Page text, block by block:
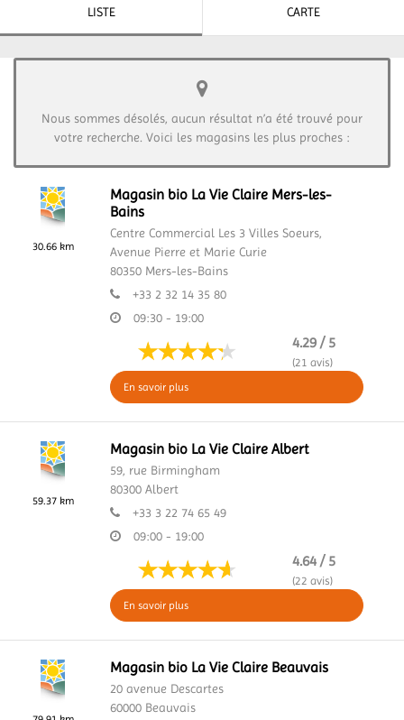
LISTE CARTE
Nous sommes désolés, aucun résultat n’a été trouvé pour
votre recherche. Voici les magasins les plus proches :
30.66 km
Magasin bio La Vie Claire Mers-les-
Bains
Centre Commercial Les 3 Villes Soeurs,
Avenue Pierre et Marie Curie
80350 Mers-les-Bains
+33 2 32 14 35 80
09:30 - 19:00
4.29 / 5
(21 avis)
En savoir plus
59.37 km
Magasin bio La Vie Claire Albert
59, rue Birmingham
80300 Albert
+33 3 22 74 65 49
09:00 - 19:00
4.64 / 5
(22 avis)
En savoir plus
Magasin bio La Vie Claire Beauvais
20 avenue Descartes
60000 Beauvais